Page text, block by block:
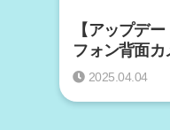
【アップデ
フォン背面カ
2025.04.04